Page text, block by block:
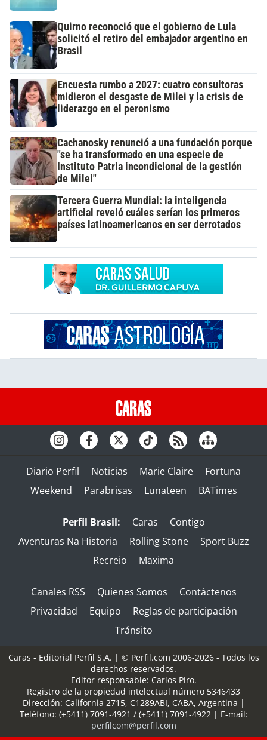
Quirno reconoció que el gobierno de Lula
solicitó el retiro del embajador argentino en
Brasil
Encuesta rumbo a 2027: cuatro consultoras
midieron el desgaste de Milei y la crisis de
liderazgo en el peronismo
Cachanosky renunció a una fundación porque
"se ha transformado en una especie de
Instituto Patria incondicional de la gestión
de Milei"
Tercera Guerra Mundial: la inteligencia
artificial reveló cuáles serían los primeros
países latinoamericanos en ser derrotados
Diario Perfil Noticias Marie Claire
Fortuna
Weekend
Parabrisas Lunateen BATimes
Perfil Brasil: Caras
Contigo
Aventuras Na Historia
Rolling Stone
Sport Buzz
Recreio
Maxima
Canales RSS Quienes Somos
Contáctenos
Privacidad
Equipo
Reglas de participación
Tránsito
Caras - Editorial Perfil S.A. | © Perfil.com 2006-2026 - Todos los
derechos reservados.
Editor responsable: Carlos Piro.
Registro de la propiedad intelectual número 5346433
Dirección: California 2715, C1289ABI, CABA, Argentina |
Teléfono: (+5411) 7091-4921 / (+5411) 7091-4922| E-mail:
perfilcom@perfil.com